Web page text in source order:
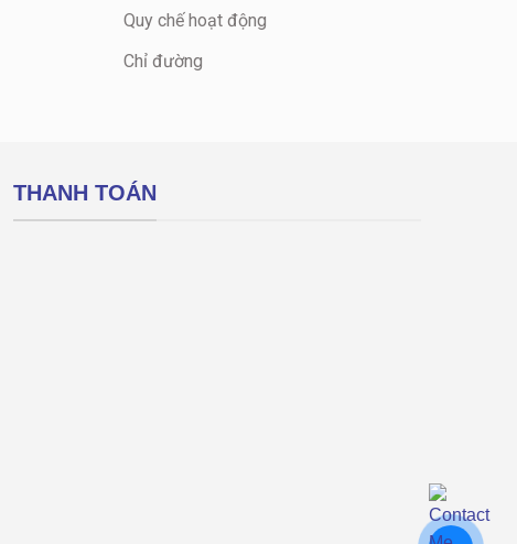
Quy chế hoạt động
Chỉ đường
THANH TOÁN